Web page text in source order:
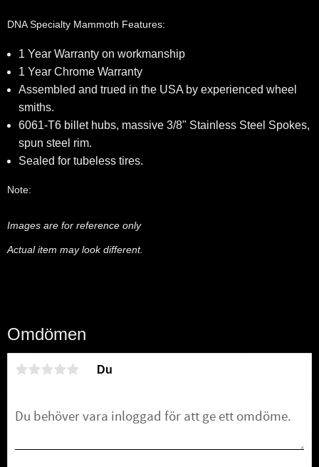
DNA Specialty Mammoth Features:
1 Year Warranty on workmanship
1 Year Chrome Warranty
Assembled and trued in the USA by experienced wheel
smiths.
6061-T6 billet hubs, massive 3/8" Stainless Steel Spokes,
spun steel rim.
Sealed for tubeless tires.
Note:
Images are for reference only
Actual item may look different.
Omdömen
Du